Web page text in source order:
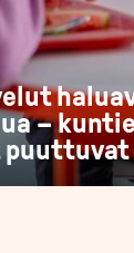
–
puuttuvat